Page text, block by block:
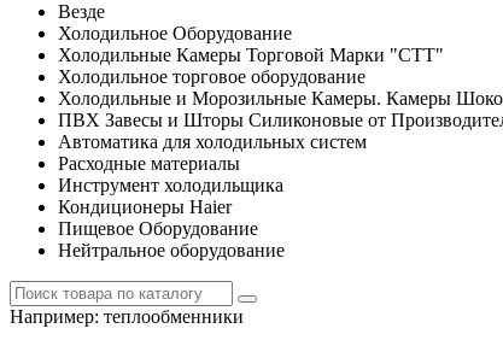
Везде
Холодильное Оборудование
Холодильные Камеры Торговой Марки "СТТ"
Холодильное торговое оборудование
Холодильные и Морозильные Камеры. Камеры
ПВХ Завесы и Шторы Силиконовые от
Автоматика для холодильных систем
Расходные материалы
Инструмент холодильщика
Кондиционеры Haier
Пищевое Оборудование
Нейтральное оборудование
Например: теплообменники